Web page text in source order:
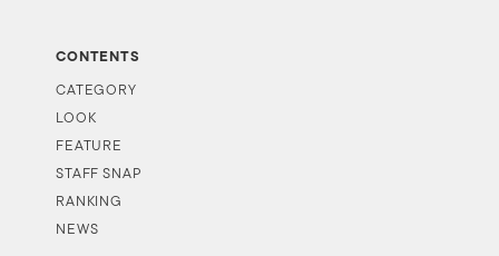
CONTENTS
CATEGORY
LOOK
FEATURE
STAFF SNAP
RANKING
NEWS